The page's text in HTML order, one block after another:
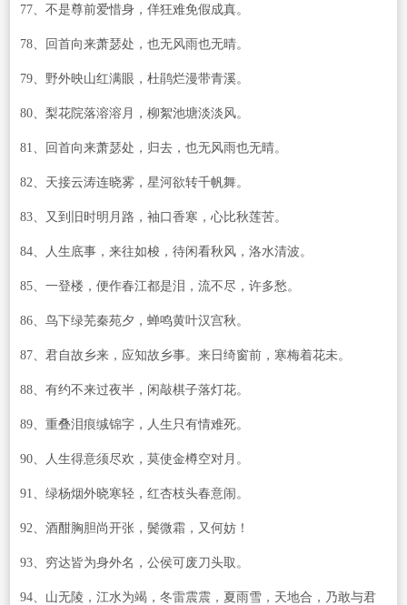
77、不是尊前爱惜身，佯狂难免假成真。
78、回首向来萧瑟处，也无风雨也无晴。
79、野外映山红满眼，杜鹃烂漫带青溪。
80、梨花院落溶溶月，柳絮池塘淡淡风。
81、回首向来萧瑟处，归去，也无风雨也无晴。
82、天接云涛连晓雾，星河欲转千帆舞。
83、又到旧时明月路，袖口香寒，心比秋莲苦。
84、人生底事，来往如梭，待闲看秋风，洛水清波。
85、一登楼，便作春江都是泪，流不尽，许多愁。
86、鸟下绿芜秦苑夕，蝉鸣黄叶汉宫秋。
87、君自故乡来，应知故乡事。来日绮窗前，寒梅着花未。
88、有约不来过夜半，闲敲棋子落灯花。
89、重叠泪痕缄锦字，人生只有情难死。
90、人生得意须尽欢，莫使金樽空对月。
91、绿杨烟外晓寒轻，红杏枝头春意闹。
92、酒酣胸胆尚开张，鬓微霜，又何妨！
93、穷达皆为身外名，公侯可废刀头取。
94、山无陵，江水为竭，冬雷震震，夏雨雪，天地合，乃敢与君